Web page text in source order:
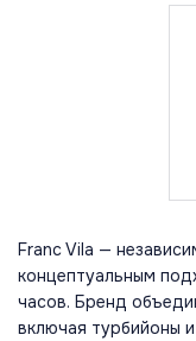
Franc Vila —
концептуальным
часов. Бренд
включая турбийоны